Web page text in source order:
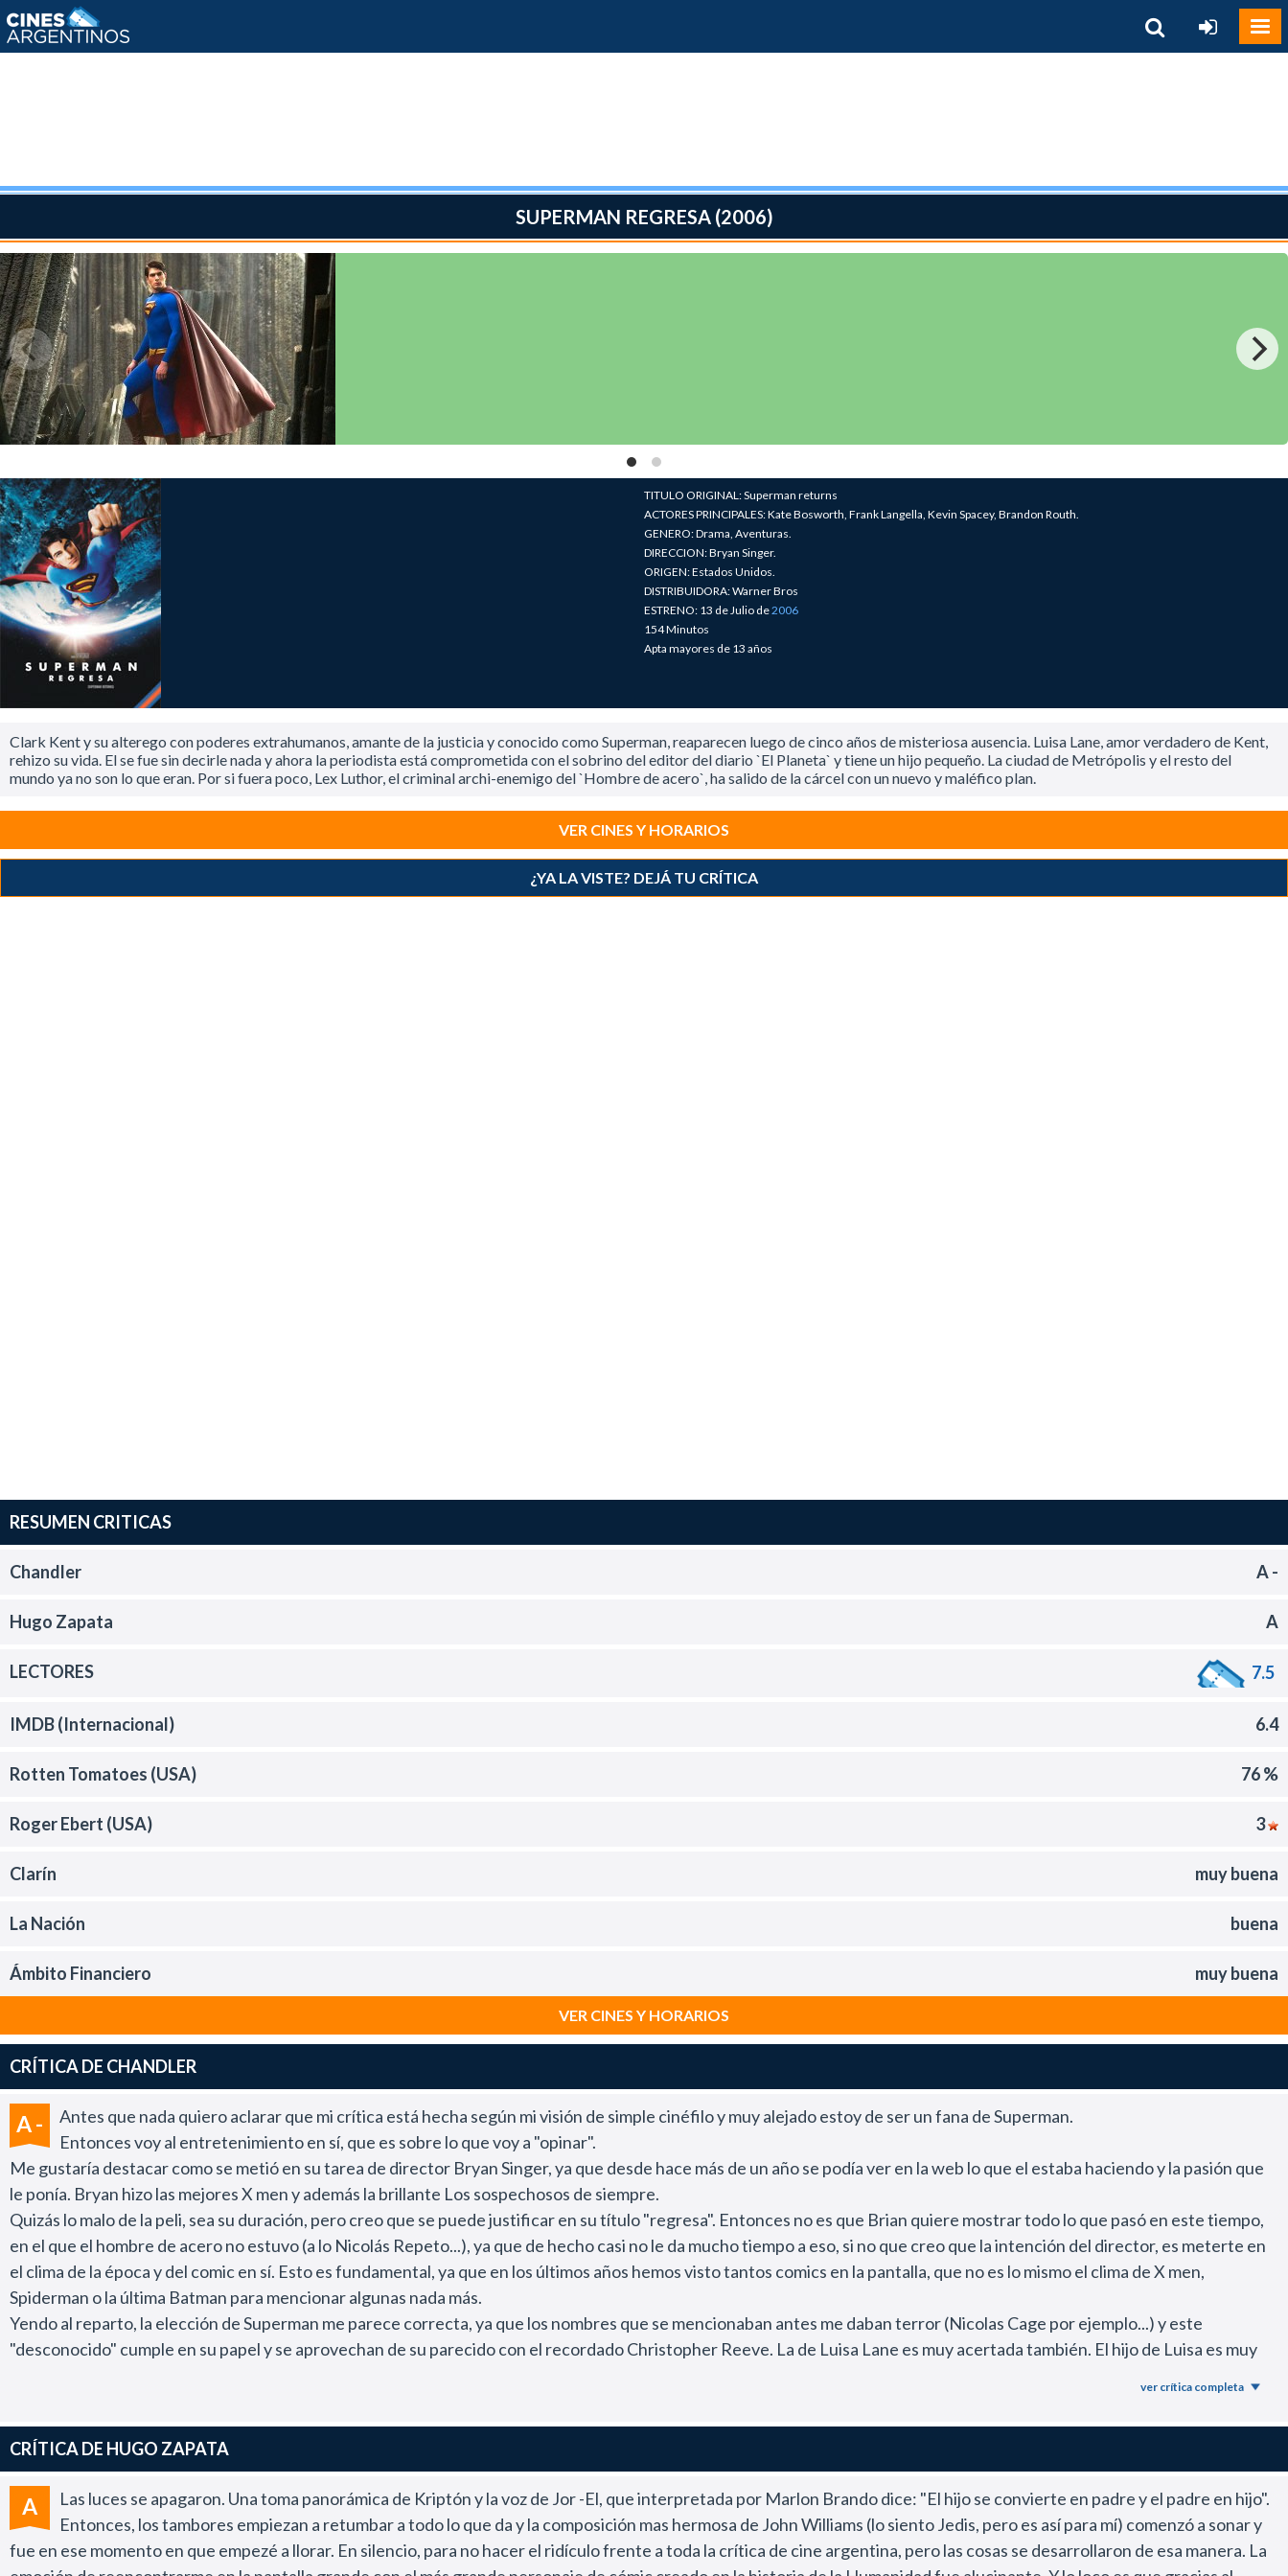
SUPERMAN REGRESA (2006)
TITULO ORIGINAL: Superman returns
ACTORES PRINCIPALES: Kate Bosworth, Frank Langella, Kevin Spacey, Brandon Routh.
GENERO: Drama, Aventuras.
DIRECCION: Bryan Singer.
ORIGEN: Estados Unidos.
DISTRIBUIDORA: Warner Bros
ESTRENO: 13 de Julio de2006
154 Minutos
Apta mayores de 13 años
Clark Kent y su alterego con poderes extrahumanos, amante de la justicia y conocido como Superman, reaparecen luego de cinco años de misteriosa ausencia. Luisa Lane, amor verdadero de Kent,
rehizo su vida. El se fue sin decirle nada y ahora la periodista está comprometida con el sobrino del editor del diario `El Planeta` y tiene un hijo pequeño. La ciudad de Metrópolis y el resto del
mundo ya no son lo que eran. Por si fuera poco, Lex Luthor, el criminal archi-enemigo del `Hombre de acero`, ha salido de la cárcel con un nuevo y maléfico plan.
VER CINES Y HORARIOS
¿YA LA VISTE? DEJÁ TU CRÍTICA
RESUMEN CRITICAS
Chandler A -
Hugo Zapata A
LECTORES 7.5
IMDB (Internacional) 6.4
Rotten Tomatoes (USA) 76 %
Roger Ebert (USA) 3
Clarín muy buena
La Nación buena
Ámbito Financiero muy buena
VER CINES Y HORARIOS
CRÍTICA DE CHANDLER
A -
Antes que nada quiero aclarar que mi crítica está hecha según mi visión de simple cinéfilo y muy alejado estoy de ser un fana de Superman.
Entonces voy al entretenimiento en sí, que es sobre lo que voy a "opinar".
Me gustaría destacar como se metió en su tarea de director Bryan Singer, ya que desde hace más de un año se podía ver en la web lo que el estaba haciendo y la pasión que
le ponía. Bryan hizo las mejores X men y además la brillante Los sospechosos de siempre.
Quizás lo malo de la peli, sea su duración, pero creo que se puede justificar en su título "regresa". Entonces no es que Brian quiere mostrar todo lo que pasó en este tiempo,
en el que el hombre de acero no estuvo (a lo Nicolás Repeto...), ya que de hecho casi no le da mucho tiempo a eso, si no que creo que la intención del director, es meterte en
el clima de la época y del comic en sí. Esto es fundamental, ya que en los últimos años hemos visto tantos comics en la pantalla, que no es lo mismo el clima de X men,
Spiderman o la última Batman para mencionar algunas nada más.
Yendo al reparto, la elección de Superman me parece correcta, ya que los nombres que se mencionaban antes me daban terror (Nicolas Cage por ejemplo...) y este
"desconocido" cumple en su papel y se aprovechan de su parecido con el recordado Christopher Reeve. La de Luisa Lane es muy acertada también. El hijo de Luisa es muy
La calidad de imagen es muy buena y su fotografía es maravillosa. La música acompaña perfectamente cada clima y situación y un lujo que suene Vivaldi
Los efectos especiales son muy buenos. En cuanto a esto, ya creo que abandono la crítica hacia los objetos CGI, ya que si a esta altura del partido no los pueden hacer mejor,
no vale la pena ni mencionarlos... se notan en Superman las animaciones en un par de escenas, pero si Peter Jackson o George Lucas no los pudieron hacer mejor... ¿para que
detenerse y decir "se notan los efectos"? Es mejor ir a la historia y punto.
Me parecieron fantásticos ciertos diálogos ya que tienen mucha ironía y humor. Como fana de los aviones quiero destacar el buen trato técnico que hace en la escena del
777 ya que la mayoría de los directores es bastante ignorante con eso y una maravilla el hidro que muestran.
ver crítica completa
CRÍTICA DE HUGO ZAPATA
A
Las luces se apagaron. Una toma panorámica de Kriptón y la voz de Jor -El, que interpretada por Marlon Brando dice: "El hijo se convierte en padre y el padre en hijo".
Entonces, los tambores empiezan a retumbar a todo lo que da y la composición mas hermosa de John Williams (lo siento Jedis, pero es así para mí) comenzó a sonar y
fue en ese momento en que empezé a llorar. En silencio, para no hacer el ridículo frente a toda la crítica de cine argentina, pero las cosas se desarrollaron de esa manera. La